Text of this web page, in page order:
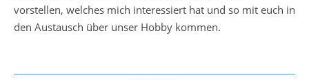
vorstellen, welches mich interessiert hat und so mit euch in
den Austausch über unser Hobby kommen.